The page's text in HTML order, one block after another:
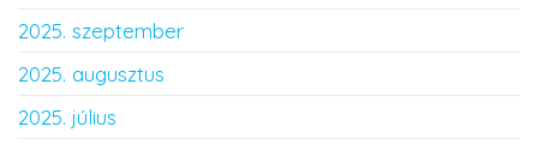
2025. szeptember
2025. augusztus
2025. július